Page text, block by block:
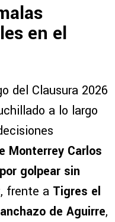
en el
del Clausura 2026
a lo largo
Monterrey Carlos
golpear sin
, frente a Tigres el
de Aguirre,